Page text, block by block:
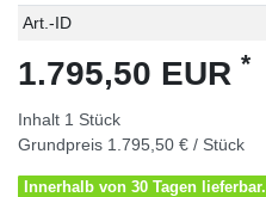
Technisches
Wert
Art.-ID
1.795,50 EUR *
Inhalt 1 Stück
Grundpreis 1.795,50 € / Stück
Innerhalb von 30 Tagen lieferbar.